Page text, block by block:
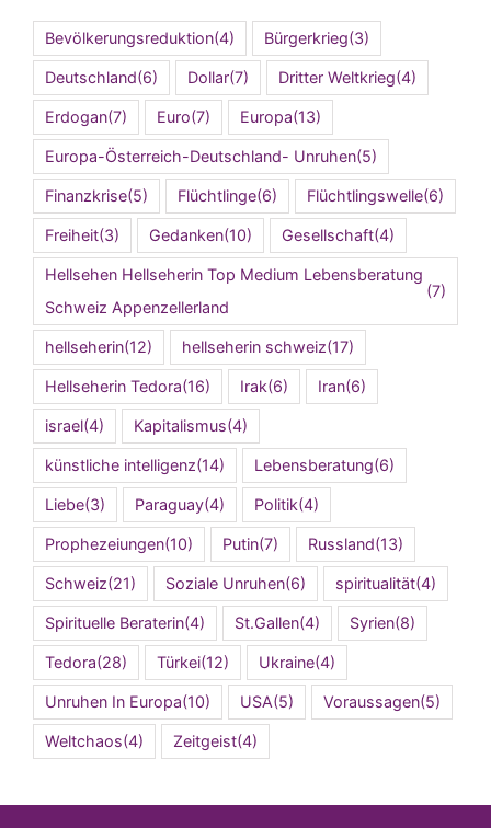
Bevölkerungsreduktion(4) Bürgerkrieg(3)
Deutschland(6) Dollar(7) Dritter Weltkrieg(4)
Erdogan(7) Euro(7) Europa(13)
Europa-Österreich-Deutschland- Unruhen(5)
Finanzkrise(5) Flüchtlinge(6) Flüchtlingswelle(6)
Freiheit(3) Gedanken(10) Gesellschaft(4)
Hellsehen Hellseherin Top Medium Lebensberatung
Schweiz Appenzellerland
(7)
hellseherin(12) hellseherin schweiz(17)
Hellseherin Tedora(16) Irak(6) Iran(6)
israel(4) Kapitalismus(4)
künstliche intelligenz(14) Lebensberatung(6)
Liebe(3) Paraguay(4) Politik(4)
Prophezeiungen(10) Putin(7) Russland(13)
Schweiz(21) Soziale Unruhen(6) spiritualität(4)
Spirituelle Beraterin(4) St.Gallen(4) Syrien(8)
Tedora(28) Türkei(12) Ukraine(4)
Unruhen In Europa(10) USA(5) Voraussagen(5)
Weltchaos(4) Zeitgeist(4)